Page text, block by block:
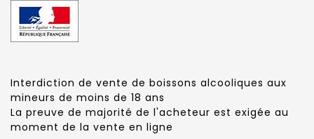
Interdiction de vente de boissons alcooliques aux
mineurs de moins de 18 ans
La preuve de majorité de l'acheteur est exigée au
moment de la vente en ligne